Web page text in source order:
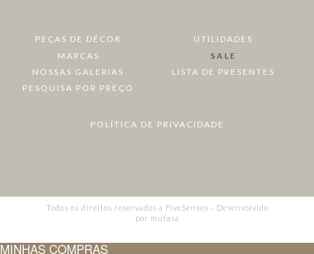
PEÇAS DE DÉCOR
UTILIDADES
MARCAS
SALE
NOSSAS GALERIAS
LISTA DE PRESENTES
PESQUISA POR PREÇO
POLÍTICA DE PRIVACIDADE
Todos os direitos reservados a FiveSenses - Desenvolvido
por mufasa
MINHAS COMPRAS